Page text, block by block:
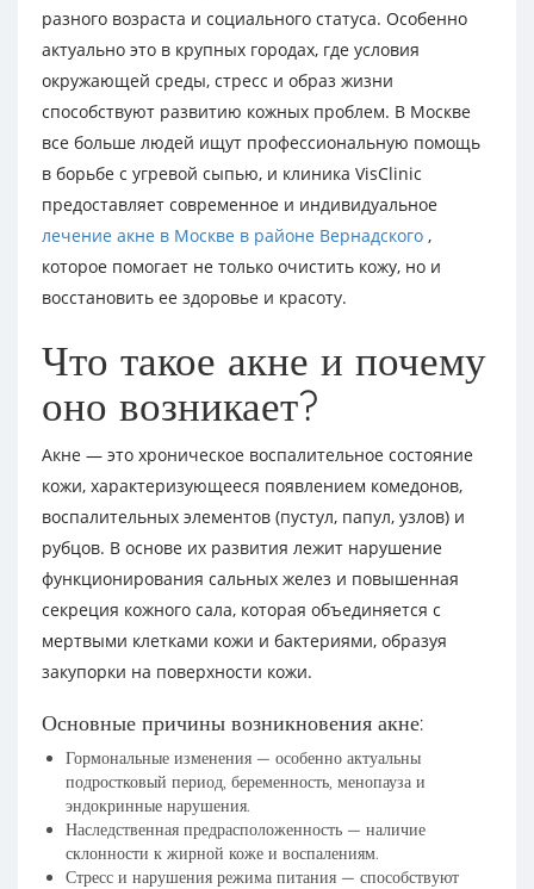
разного возраста и социального статуса. Особенно
актуально это в крупных городах, где условия
окружающей среды, стресс и образ жизни
способствуют развитию кожных проблем. В Москве
все больше людей ищут профессиональную помощь
в борьбе с угревой сыпью, и клиника VisClinic
предоставляет современное и индивидуальное
лечение акне в Москве в районе Вернадского ,
которое помогает не только очистить кожу, но и
восстановить ее здоровье и красоту.
Что такое акне и почему
оно возникает?
Акне — это хроническое воспалительное состояние
кожи, характеризующееся появлением комедонов,
воспалительных элементов (пустул, папул, узлов) и
рубцов. В основе их развития лежит нарушение
функционирования сальных желез и повышенная
секреция кожного сала, которая объединяется с
мертвыми клетками кожи и бактериями, образуя
закупорки на поверхности кожи.
Основные причины возникновения акне:
Гормональные изменения — особенно актуальны
подростковый период, беременность, менопауза и
эндокринные нарушения.
Наследственная предрасположенность — наличие
склонности к жирной коже и воспалениям.
Стресс и нарушения режима питания — способствуют